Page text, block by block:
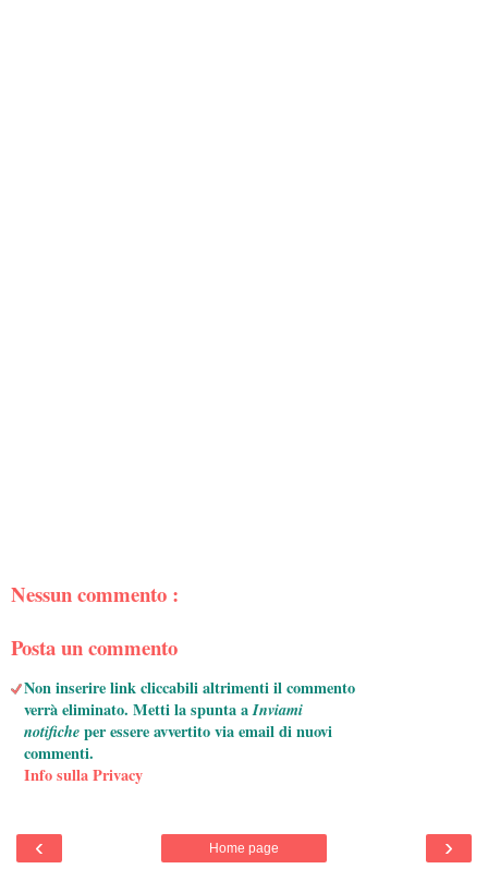
Nessun commento :
Posta un commento
Non inserire link cliccabili altrimenti il commento
verrà eliminato. Metti la spunta aInviami
notificheper essere avvertito via email di nuovi
commenti.
Info sulla Privacy
‹ ›
Home page